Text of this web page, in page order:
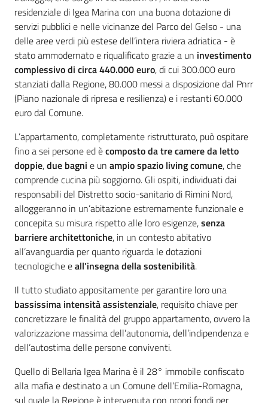
residenziale di Igea Marina con una buona dotazione di
servizi pubblici e nelle vicinanze del Parco del Gelso - una
delle aree verdi più estese dell’intera riviera adriatica - è
stato ammodernato e riqualificato grazie a un investimento
complessivo di circa 440.000 euro, di cui 300.000 euro
stanziati dalla Regione, 80.000 messi a disposizione dal Pnrr
(Piano nazionale di ripresa e resilienza) e i restanti 60.000
euro dal Comune.
L’appartamento, completamente ristrutturato, può ospitare
fino a sei persone ed ècomposto da tre camere da letto
doppie,due bagni e un ampio spazio living comune, che
comprende cucina più soggiorno. Gli ospiti, individuati dai
responsabili del Distretto socio-sanitario di Rimini Nord,
alloggeranno in un’abitazione estremamente funzionale e
concepita su misura rispetto alle loro esigenze,senza
barriere architettoniche, in un contesto abitativo
all’avanguardia per quanto riguarda le dotazioni
tecnologiche eall’insegna della sostenibilità.
Il tutto studiato appositamente per garantire loro una
bassissima intensità assistenziale, requisito chiave per
concretizzare le finalità del gruppo appartamento, ovvero la
valorizzazione massima dell’autonomia, dell’indipendenza e
dell’autostima delle persone conviventi.
Quello di Bellaria Igea Marina è il 28° immobile confiscato
alla mafia e destinato a un Comune dell’Emilia-Romagna,
sul quale la Regione è intervenuta con propri fondi per